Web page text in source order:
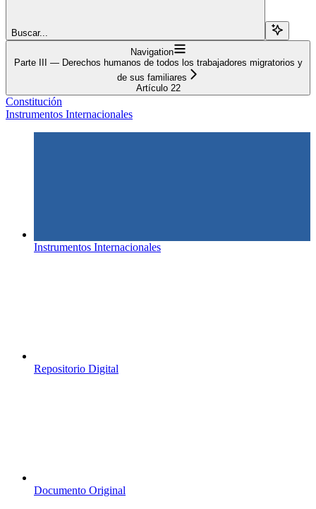
Buscar...
Navigation
Parte III — Derechos humanos de todos los trabajadores migratorios y
de sus familiares
Artículo 22
Constitución
Instrumentos Internacionales
Instrumentos Internacionales
Repositorio Digital
Documento Original